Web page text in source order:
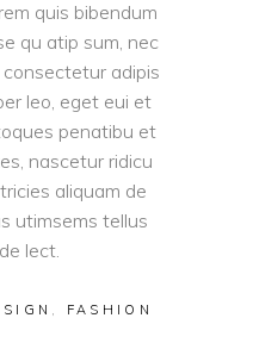
quis bibendum
qu atip sum, nec
adipis
leo, eget eui et
penatibu et
nascetur ridicu
aliquam de
utimsems tellus
lect.
, FASHION